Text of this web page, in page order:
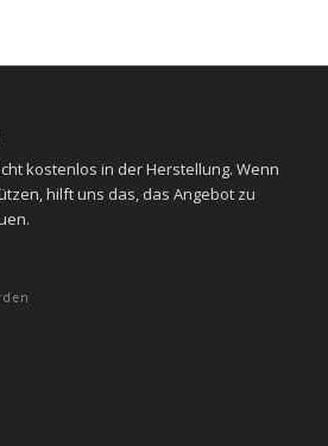
kostenlos in der Herstellung. Wenn
hilft uns das, das Angebot zu